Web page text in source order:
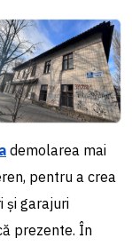
demolarea mai
pentru a crea
și garajuri
prezente. În